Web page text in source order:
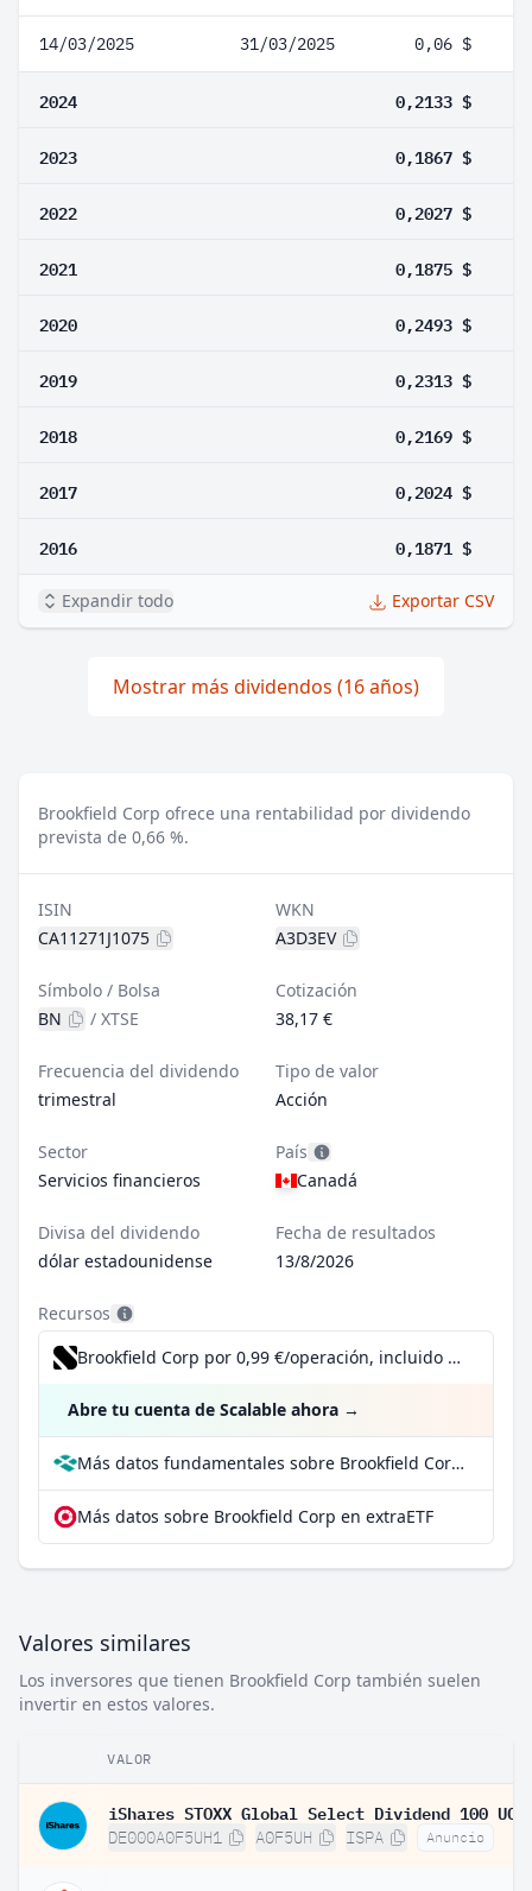
14/03/2025 31/03/2025 0,06 $
2024 0,2133 $
2023 0,1867 $
2022 0,2027 $
2021 0,1875 $
2020 0,2493 $
2019 0,2313 $
2018 0,2169 $
2017 0,2024 $
2016 0,1871 $
Expandir todo Exportar CSV
Mostrar más dividendos (16 años)
Brookfield Corp ofrece una rentabilidad por dividendo
prevista de 0,66 %.
ISIN
CA11271J1075
WKN
A3D3EV
Símbolo / Bolsa
BN
/ XTSE
Cotización
38,17 €
Frecuencia del dividendo
trimestral
Tipo de valor
Acción
Sector
Servicios financieros
País
Canadá
Divisa del dividendo
dólar estadounidense
Fecha de resultados
13/8/2026
Recursos
Brookfield Corp por 0,99 €/operación, incluido el Dividend Reinvestment Plan
Abre tu cuenta de Scalable ahora →
Más datos fundamentales sobre Brookfield Corp en Parqet
Más datos sobre Brookfield Corp en extraETF
Valores similares
Los inversores que tienen Brookfield Corp también suelen
invertir en estos valores.
VALOR
DE000A0F5UH1 A0F5UH ISPA Anuncio